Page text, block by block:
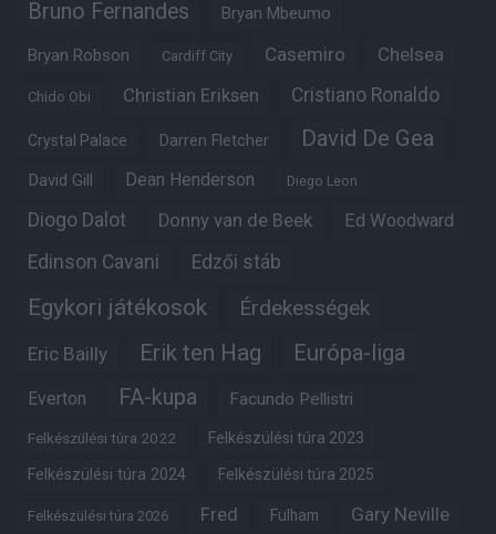
Bruno Fernandes Bryan Mbeumo
Bryan Robson Cardiff City Casemiro Chelsea
Chido Obi Christian Eriksen Cristiano Ronaldo
Crystal Palace Darren Fletcher David De Gea
David Gill Dean Henderson Diego Leon
Diogo Dalot Donny van de Beek Ed Woodward
Edinson Cavani Edzői stáb
Egykori játékosok Érdekességek
Eric Bailly Erik ten Hag Európa-liga
Everton FA-kupa Facundo Pellistri
Felkészülési túra 2022 Felkészülési túra 2023
Felkészülési túra 2024 Felkészülési túra 2025
Felkészülési túra 2026 Fred Fulham Gary Neville